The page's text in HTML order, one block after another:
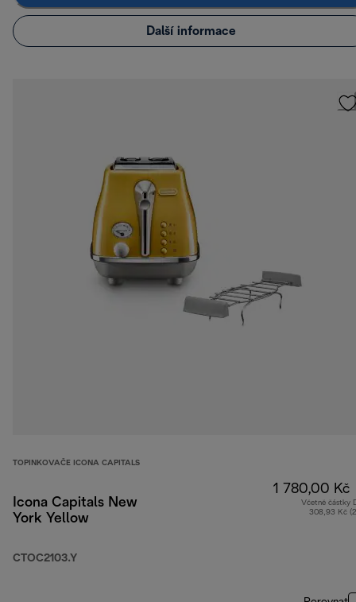
Další informace
TOPINKOVAČE ICONA CAPITALS
Icona Capitals New
York Yellow
CTOC2103.Y
1 780,00 Kč
Včetně částky
308,93 Kč